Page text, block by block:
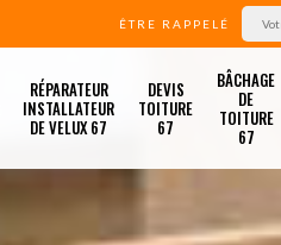
ÊTRE RAPPELÉ
RÉPARATEUR
INSTALLATEUR
DE VELUX 67
DEVIS
TOITURE
67
BÂCHAGE
DE
TOITURE
67